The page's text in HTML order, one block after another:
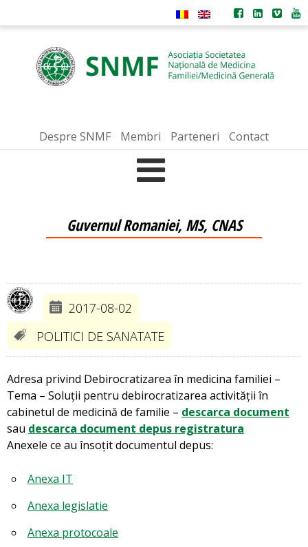
Despre SNMF Membri Parteneri Contact
Guvernul Romaniei, MS, CNAS
2017-08-02
POLITICI DE SANATATE
Adresa privind Debirocratizarea în medicina familiei –
Tema – Soluții pentru debirocratizarea activității în
cabinetul de medicină de familie – descarca document
sau descarca document depus registratura
Anexele ce au însoțit documentul depus:
Anexa IT
Anexa legislatie
Anexa protocoale